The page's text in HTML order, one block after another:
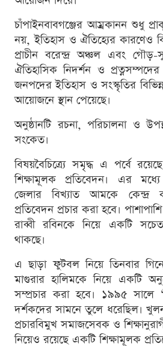
চাঁপাইনবাবগঞ্জের আম্রকানন শুধু
নয়, ইতিহাস ও ঐতিহ্যের কারণেও
প্রাচীন বরেন্দ্র অঞ্চল এবং
ঐতিহাসিক নিদর্শন ও
জনপদের ইতিহাস ও সংস্কৃতির
আয়োজনে স্থান পেয়েছে।
অনুষ্ঠানটি রচনা, পরিচালনা ও
সংকেত।
বিষয়বৈচিত্র্যে সমৃদ্ধ এ পর্বে
শিক্ষামূলক প্রতিবেদন। এর
জেলার বিখ্যাত আমকে কেন্দ্র
প্রতিবেদন প্রচার করা হবে।
রাব্বী রবিনকে নিয়ে একটি
থাকছে।
এ ছাড়া ফুটবল নিয়ে তিনবার
মাগুরার হালিমকে নিয়ে একটি
সম্প্রচার করা হবে। ১৯৯৫ সালে
দর্শকদের সামনে তুলে ধরেছিল।
প্রচারবিমুখ সমাজসেবক ও
নিয়েও রয়েছে একটি শিক্ষামূলক